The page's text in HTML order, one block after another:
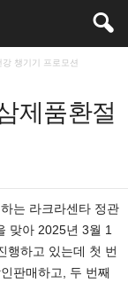
챙기기 프로모션
제품환절
는 라크라센타 정관
맞아 2025년 3월 1
행하고 있는데 첫 번
판매하고, 두 번째